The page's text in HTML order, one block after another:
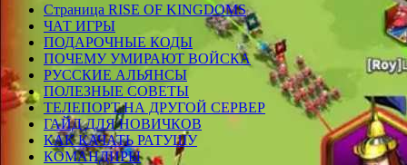
Страница RISE OF KINGDOMS
ЧАТ ИГРЫ
ПОДАРОЧНЫЕ КОДЫ
ПОЧЕМУ УМИРАЮТ ВОЙСКА
РУССКИЕ АЛЬЯНСЫ
ПОЛЕЗНЫЕ СОВЕТЫ
ТЕЛЕПОРТ НА ДРУГОЙ СЕРВЕР
ГАЙД ДЛЯ НОВИЧКОВ
КАК КАЧАТЬ РАТУШУ
КОМАНДИРЫ